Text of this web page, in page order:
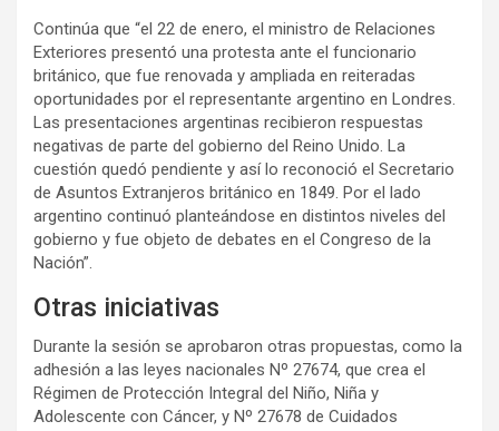
Continúa que “el 22 de enero, el ministro de Relaciones
Exteriores presentó una protesta ante el funcionario
británico, que fue renovada y ampliada en reiteradas
oportunidades por el representante argentino en Londres.
Las presentaciones argentinas recibieron respuestas
negativas de parte del gobierno del Reino Unido. La
cuestión quedó pendiente y así lo reconoció el Secretario
de Asuntos Extranjeros británico en 1849. Por el lado
argentino continuó planteándose en distintos niveles del
gobierno y fue objeto de debates en el Congreso de la
Nación”.
Otras iniciativas
Durante la sesión se aprobaron otras propuestas, como la
adhesión a las leyes nacionales Nº 27674, que crea el
Régimen de Protección Integral del Niño, Niña y
Adolescente con Cáncer, y Nº 27678 de Cuidados